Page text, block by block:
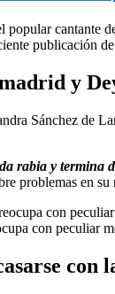
cantante
publicación
y
Sánchez de
rabia y termina
problemas en
con peculiar
con